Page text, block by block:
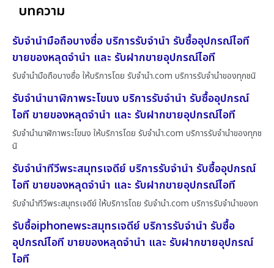
บทความ
รับจำนำมือถือบางซื่อ บริการรับจำนำ รับซื้ออุปกรณ์ไอที
ขายของหลุดจำนำ และ รับฝากขายอุปกรณ์ไอที
รับจำนำมือถือบางซื่อ ให้บริการโดย รับจํานํา.com บริการรับจำนำของทุกชนิ
รับจำนำนาฬิกาพระโขนง บริการรับจำนำ รับซื้ออุปกรณ์
ไอที ขายของหลุดจำนำ และ รับฝากขายอุปกรณ์ไอที
รับจำนำนาฬิกาพระโขนง ให้บริการโดย รับจํานํา.com บริการรับจำนำของทุกช
นิ
รับจำนำทีวีพระสมุทรเจดีย์ บริการรับจำนำ รับซื้ออุปกรณ์
ไอที ขายของหลุดจำนำ และ รับฝากขายอุปกรณ์ไอที
รับจำนำทีวีพระสมุทรเจดีย์ ให้บริการโดย รับจํานํา.com บริการรับจำนำของท
รับซื้อiphoneพระสมุทรเจดีย์ บริการรับจำนำ รับซื้อ
อุปกรณ์ไอที ขายของหลุดจำนำ และ รับฝากขายอุปกรณ์
ไอที